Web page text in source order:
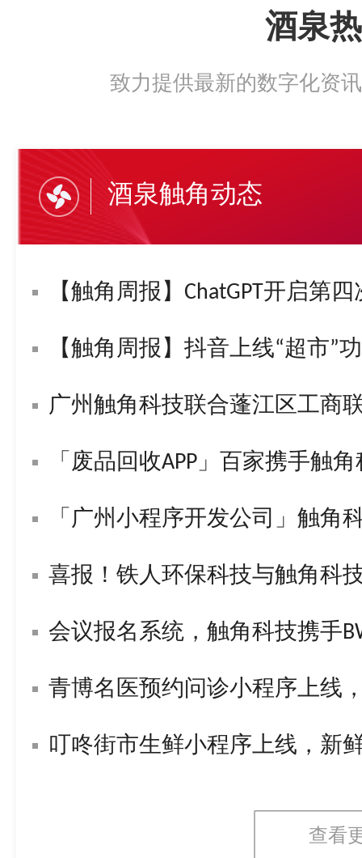
酒泉
致力提供最新的数字化资
酒泉触角动态
【触角周报】ChatGPT开启第四
【触角周报】抖音上线“超市”功能！字节复活“悟空问答”！苹
广州触角科技联合蓬江区工商
「废品回收APP」百家携手触
「广州小程序开发公司」触角
喜报！铁人环保科技与触角科技签署
会议报名系统，触角科技携手BWL
青博名医预约问诊小程序上线
叮咚街市生鲜小程序上线，新
查看